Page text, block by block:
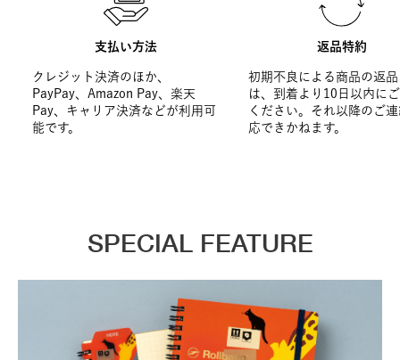
支払い方法
クレジット決済のほか、
PayPay、Amazon Pay、楽天
Pay、キャリア決済などが利用可
能です。
返品特約
初期不良による商品の返
は、到着より10日以内に
ください。それ以降のご
応できかねます。
SPECIAL FEATURE